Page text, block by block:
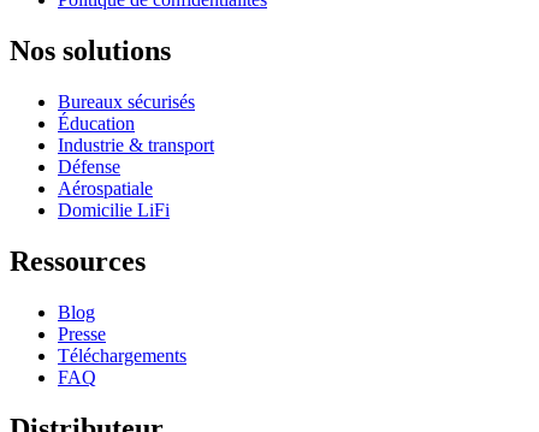
Nos solutions
Bureaux sécurisés
Éducation
Industrie & transport
Défense
Aérospatiale
Domicilie LiFi
Ressources
Blog
Presse
Téléchargements
FAQ